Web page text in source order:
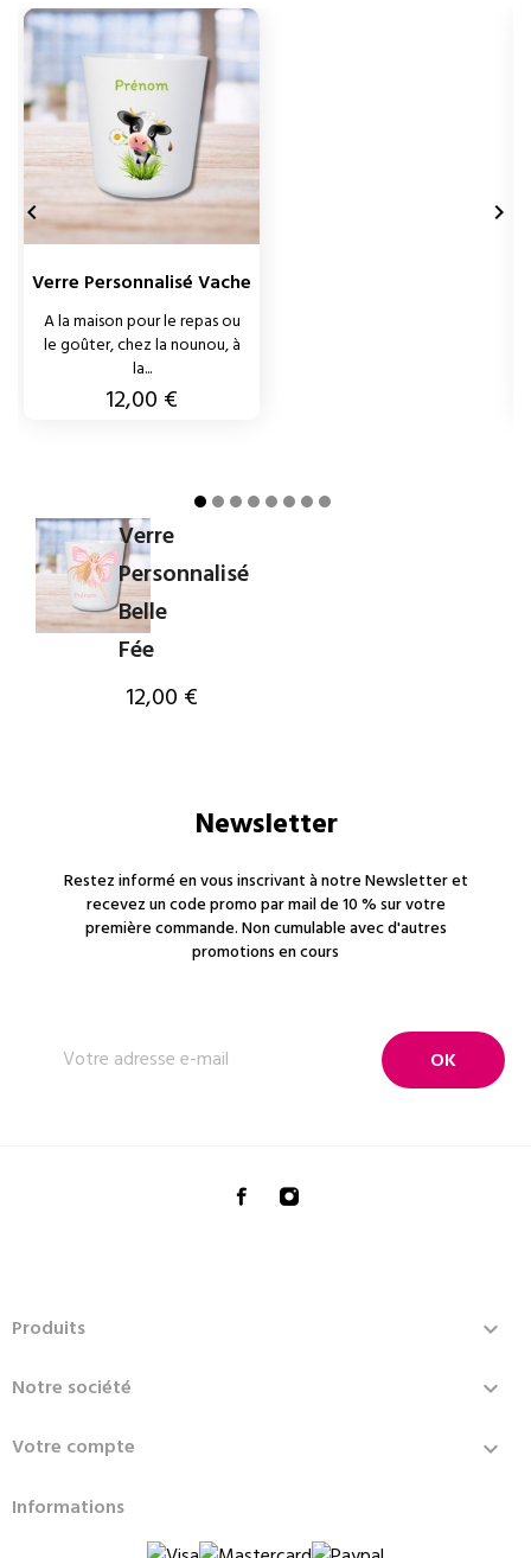
Verre Personnalisé Vache
A la maison pour le repas ou
le goûter, chez la nounou, à
la...
Prix
12,00 €
 
Verre
Personnalisé
Belle
Fée
12,00 €
Newsletter
Restez informé en vous inscrivant à notre Newsletter et
recevez un code promo par mail de 10 % sur votre
première commande. Non cumulable avec d'autres
promotions en cours
Produits 
Notre société 
Votre compte 
Informations